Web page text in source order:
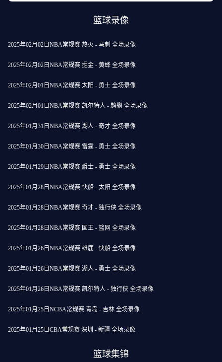
篮球录像
2025年02月02日NBA常规赛 热火 - 马刺 全场录像
2025年02月02日NBA常规赛 掘金 - 黄蜂 全场录像
2025年02月01日NBA常规赛 太阳 - 勇士 全场录像
2025年02月01日NBA常规赛 凯尔特人 - 鹈鹕 全场录像
2025年01月31日NBA常规赛 湖人 - 奇才 全场录像
2025年01月30日NBA常规赛 雷霆 - 勇士 全场录像
2025年01月29日NBA常规赛 爵士 - 勇士 全场录像
2025年01月28日NBA常规赛 快船 - 太阳 全场录像
2025年01月28日NBA常规赛 奇才 - 独行侠 全场录像
2025年01月28日NBA常规赛 国王 - 篮网 全场录像
2025年01月26日NBA常规赛 雄鹿 - 快船 全场录像
2025年01月26日NBA常规赛 湖人 - 勇士 全场录像
2025年01月26日NBA常规赛 凯尔特人 - 独行侠 全场录像
2025年01月25日NCBA常规赛 青岛 - 吉林 全场录像
2025年01月25日CBA常规赛 深圳 - 新疆 全场录像
篮球集锦